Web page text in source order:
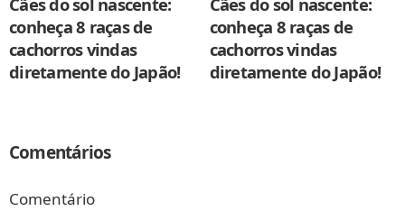
conheça 8 raças de
cachorros vindas
diretamente do Japão!
conheça 8 raças de
cachorros vindas
diretamente do Japão!
Comentários
Comentário